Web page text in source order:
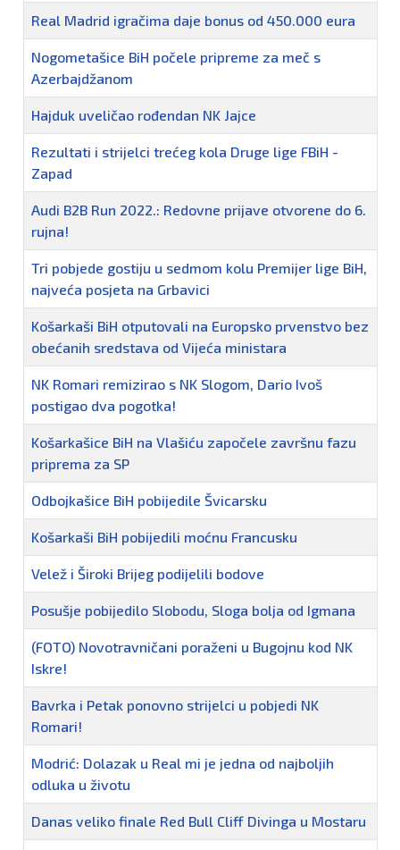
Real Madrid igračima daje bonus od 450.000 eura
Nogometašice BiH počele pripreme za meč s
Azerbajdžanom
Hajduk uveličao rođendan NK Jajce
Rezultati i strijelci trećeg kola Druge lige FBiH -
Zapad
Audi B2B Run 2022.: Redovne prijave otvorene do 6.
rujna!
Tri pobjede gostiju u sedmom kolu Premijer lige BiH,
najveća posjeta na Grbavici
Košarkaši BiH otputovali na Europsko prvenstvo bez
obećanih sredstava od Vijeća ministara
NK Romari remizirao s NK Slogom, Dario Ivoš
postigao dva pogotka!
Košarkašice BiH na Vlašiću započele završnu fazu
priprema za SP
Odbojkašice BiH pobijedile Švicarsku
Košarkaši BiH pobijedili moćnu Francusku
Velež i Široki Brijeg podijelili bodove
Posušje pobijedilo Slobodu, Sloga bolja od Igmana
(FOTO) Novotravničani poraženi u Bugojnu kod NK
Iskre!
Bavrka i Petak ponovno strijelci u pobjedi NK
Romari!
Modrić: Dolazak u Real mi je jedna od najboljih
odluka u životu
Danas veliko finale Red Bull Cliff Divinga u Mostaru